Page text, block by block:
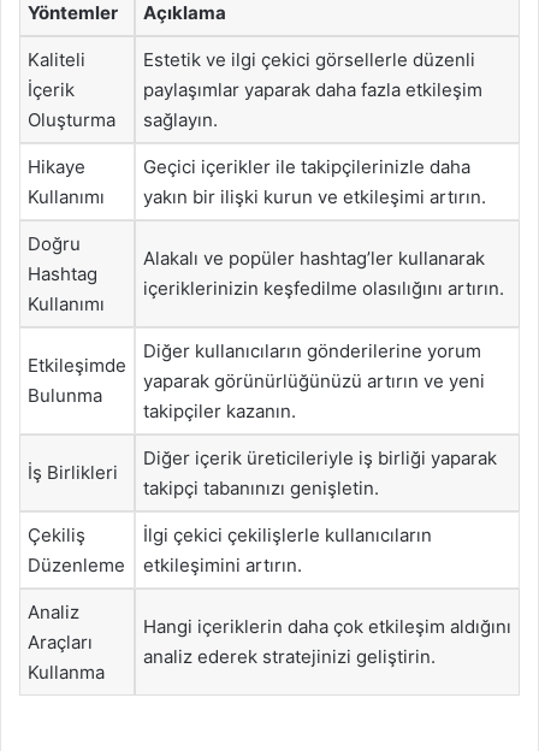
Yöntemler Açıklama
Kaliteli
İçerik
Oluşturma
Estetik ve ilgi çekici görsellerle düzenli
paylaşımlar yaparak daha fazla etkileşim
sağlayın.
Hikaye
Kullanımı
Geçici içerikler ile takipçilerinizle daha
yakın bir ilişki kurun ve etkileşimi artırın.
Doğru
Hashtag
Kullanımı
Alakalı ve popüler hashtag’ler kullanarak
içeriklerinizin keşfedilme olasılığını artırın.
Etkileşimde
Bulunma
Diğer kullanıcıların gönderilerine yorum
yaparak görünürlüğünüzü artırın ve yeni
takipçiler kazanın.
İş Birlikleri
Diğer içerik üreticileriyle iş birliği yaparak
takipçi tabanınızı genişletin.
Çekiliş
Düzenleme
İlgi çekici çekilişlerle kullanıcıların
etkileşimini artırın.
Analiz
Araçları
Kullanma
Hangi içeriklerin daha çok etkileşim aldığını
analiz ederek stratejinizi geliştirin.